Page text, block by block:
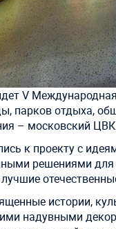
V
парков отдыха,
– московский
к проекту с
решениями
истории,
надувными